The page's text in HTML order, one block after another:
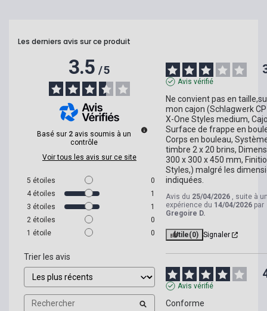
Les derniers avis sur ce produit
3.5/5
Basé sur 2 avis soumis à un
contrôle
Voir tous les avis sur ce site
5 étoiles
0
4 étoiles
1
3 étoiles
1
2 étoiles
0
1 étoile 0
Trier les avis
Avis vérifié
Ne convient pas en
mon cajon (Schlagwerk
X-One Styles medium,
Surface de frappe en
Corps en bouleau,
timbre 2 x 20 brins,
300 x 300 x 450 mm,
Styles,) malgré les
indiquées.
Avis du 25/04/2026 , suite à
expérience du 14/04/2026 par
Gregoire D.
Utile(0) Signaler
Avis vérifié
Conforme